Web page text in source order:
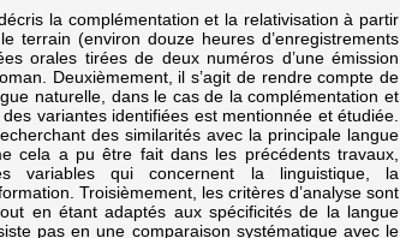
la complémentation et la relativisation à partir
terrain (environ douze heures d’enregistrements
orales tirées de deux numéros d’une émission
Deuxièmement, il s’agit de rendre compte de
naturelle, dans le cas de la complémentation et
variantes identifiées est mentionnée et étudiée.
des similarités avec la principale langue
cela a pu être fait dans les précédents travaux,
variables qui concernent la linguistique, la
Troisièmement, les critères d’analyse sont
en étant adaptés aux spécificités de la langue
pas en une comparaison systématique avec le